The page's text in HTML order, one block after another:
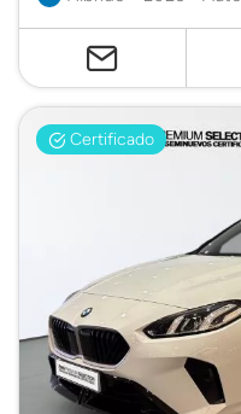
Certificado